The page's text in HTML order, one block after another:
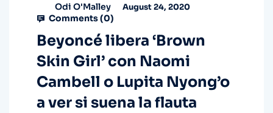
Odi O'Malley August 24, 2020
Comments (0)
Beyoncé libera ‘Brown
Skin Girl’ con Naomi
Cambell o Lupita Nyong’o
a ver si suena la flauta